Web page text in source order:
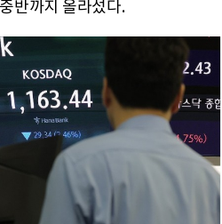
반까지 올라섰다.